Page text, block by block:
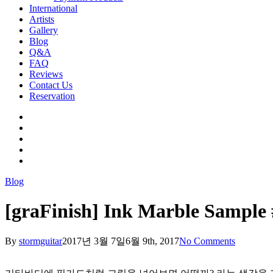
International
Artists
Gallery
Blog
Q&A
FAQ
Reviews
Contact Us
Reservation
Blog
[graFinish] Ink Marble Sample
By stormguitar2017년 3월 7일6월 9th, 2017No Comments